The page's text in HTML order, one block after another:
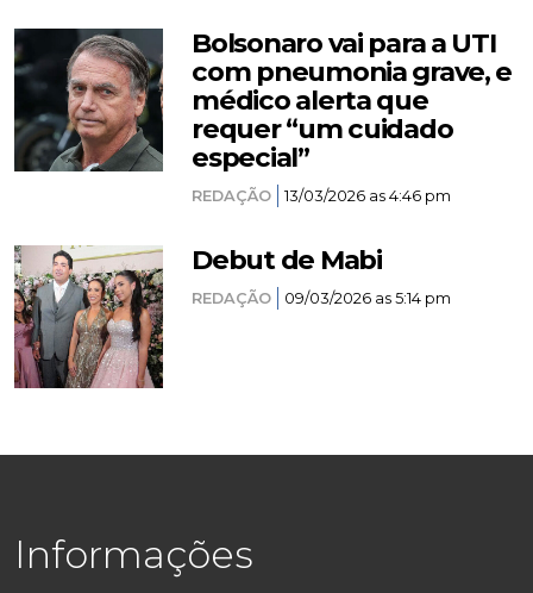
Bolsonaro vai para a UTI
com pneumonia grave, e
médico alerta que
requer “um cuidado
especial”
REDAÇÃO 13/03/2026 as 4:46 pm
Debut de Mabi
REDAÇÃO 09/03/2026 as 5:14 pm
Informações